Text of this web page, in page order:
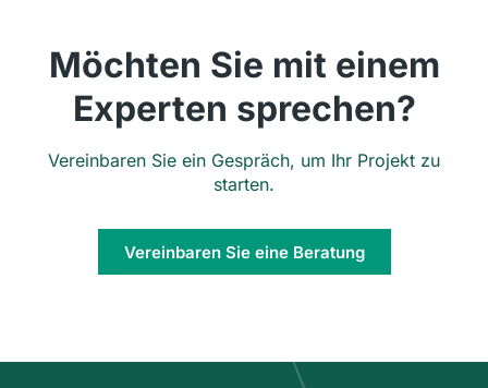
Möchten Sie mit einem
Experten sprechen?
Vereinbaren Sie ein Gespräch, um Ihr Projekt zu
starten.
Vereinbaren Sie eine Beratung